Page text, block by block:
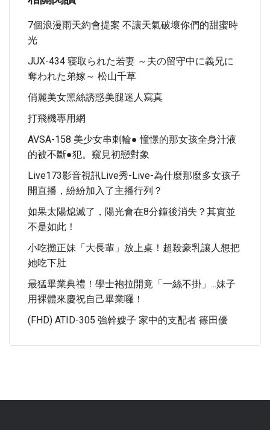
7個浪漫雨天約會提案 不讓天氣破壞你們的甜蜜時
光
JUX-434 寝取られた若妻 ～夫の留守中に義兄に
奪われた弟嫁～ 松山千草
俏麗美女黑絲誘惑美腿迷人寫真
打飛機專用網
AVSA-158 美少女串刺輪● 憧憬的那女孩全身汁液
的被不斷●犯。窺見初戀對象
Live173影音視訊live秀-Live-為什麼那麼多女孩子
開直播，紛紛加入了主播行列？
如果太陽熄滅了，陽光會在8分鐘後消失？其實並
不是如此！
小吃攤正妹「大長輩」放上桌！超殺豪乳讓人想把
她吃下肚
最猛畢業典禮！學士袍拉開竟「一絲不掛」...妹子
用裸體來慶祝自己畢業囉！
(FHD) ATID-305 強幹嫂子 家中的支配者 篠田優